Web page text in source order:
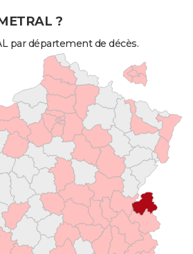
?
par département de décès.